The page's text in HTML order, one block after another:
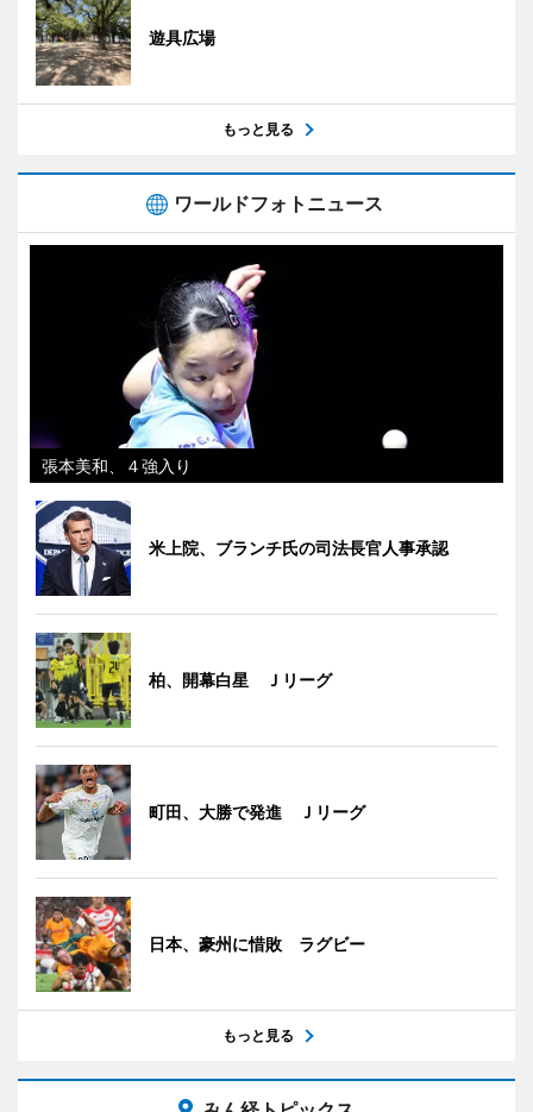
遊具広場
もっと見る
ワールドフォトニュース
張本美和、４強入り
米上院、ブランチ氏の司法長官人事承認
柏、開幕白星 Ｊリーグ
町田、大勝で発進 Ｊリーグ
日本、豪州に惜敗 ラグビー
もっと見る